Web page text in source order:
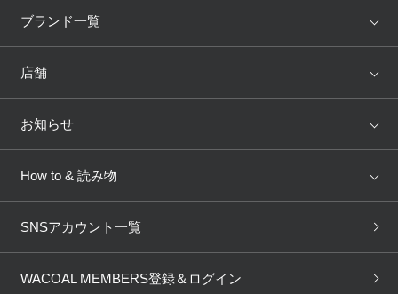
アイテム
トピックス
ブランド一覧
WACOAL
AMPHI une nana cool
OUR WACOAL
WACOAL Remamma Mens Innerwear
店舗
店舗を探す
ブラ無料診断
3Dボディスキャン
お知らせ
新着情報
商品回収
How to & 読み物
下着の基礎知識
SNSアカウント一覧
WACOAL MEMBERS登録＆ログイン